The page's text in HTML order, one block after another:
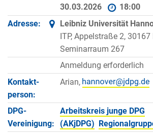
30.03.2026
18:00
Adresse:
Leibniz Universität
ITP, Appelstraße 2,
Seminarraum 267
Anmeldung erforderlich
Kontakt­
person:
Arian,
DPG-
Vereinigung:
Arbeitskreis junge DPG
(AKjDPG)